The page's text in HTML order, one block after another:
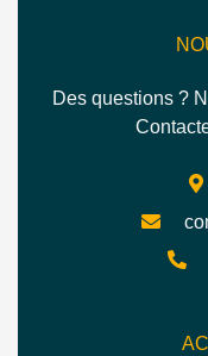
Des questions ?